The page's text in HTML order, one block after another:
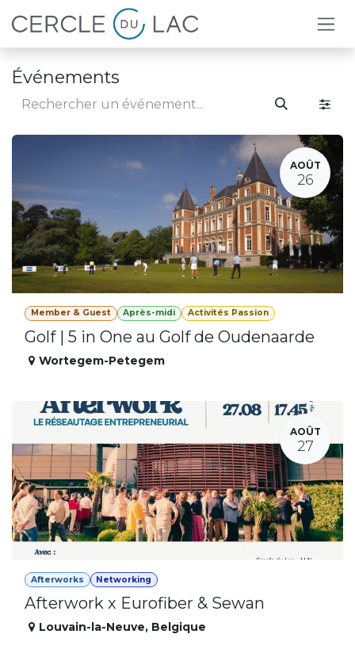
Se rendre au contenu
Événements
AOÛT
26
Member & Guest Après-midi Activités Passion
Golf | 5 in One au Golf de Oudenaarde
Wortegem-Petegem
AOÛT
27
Afterworks Networking
Afterwork x Eurofiber & Sewan
Louvain-la-Neuve, Belgique